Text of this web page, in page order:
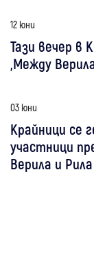
12 юни
Тази вечер в
„Между
03 юни
Крайници се
участници
Верила и